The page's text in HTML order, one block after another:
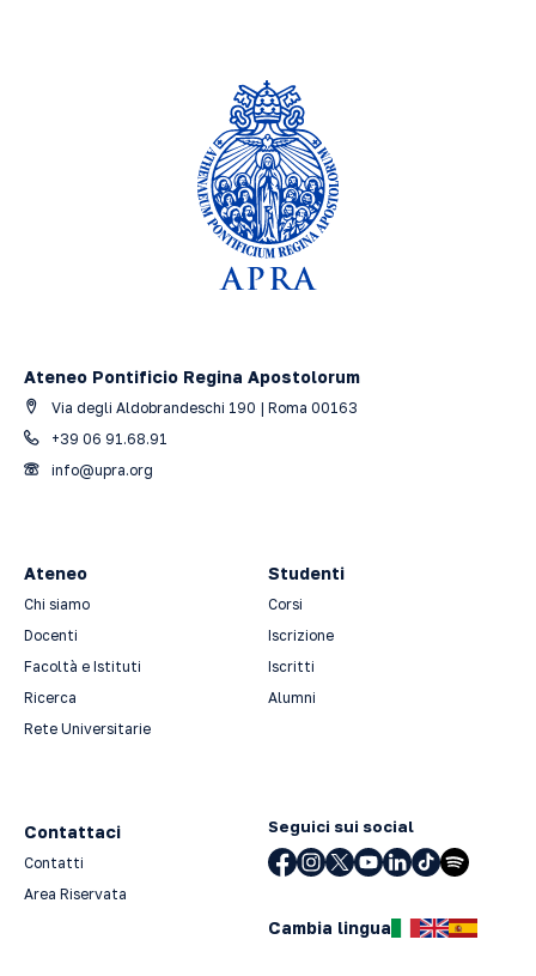
Ateneo Pontificio Regina Apostolorum
Via degli Aldobrandeschi 190 | Roma 00163
+39 06 91.68.91
info@upra.org
Ateneo
Chi siamo
Docenti
Facoltà e Istituti
Ricerca
Rete Universitarie
Studenti
Corsi
Iscrizione
Iscritti
Alumni
Contattaci
Contatti
Area Riservata
Seguici sui social
Cambia lingua